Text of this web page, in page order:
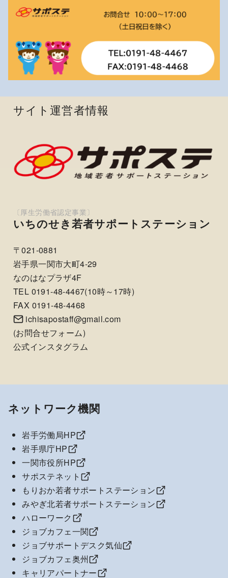
サイト運営者情報
いちのせき若者サポートステーション
〒021-0881
岩手県一関市大町4-29
なのはなプラザ4F
TEL 0191-48-4467(10時～17時)
FAX 0191-48-4468
ichisapostaff@gmail.com
(お問合せフォーム)
公式インスタグラム
ネットワーク機関
岩手労働局HP
岩手県庁HP
一関市役所HP
サポステネット
もりおか若者サポートステーション
みやぎ北若者サポートステーション
ハローワーク
ジョブカフェ一関
ジョブサポートデスク気仙
ジョブカフェ奥州
キャリアパートナー